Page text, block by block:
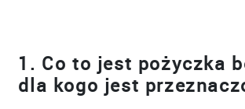
1. Co to jest pożyczka
dla kogo jest